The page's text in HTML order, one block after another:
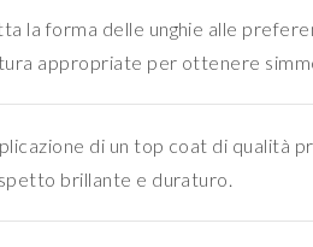
la forma delle unghie alle
appropriate per ottenere
di un top coat di qualità
brillante e duraturo.